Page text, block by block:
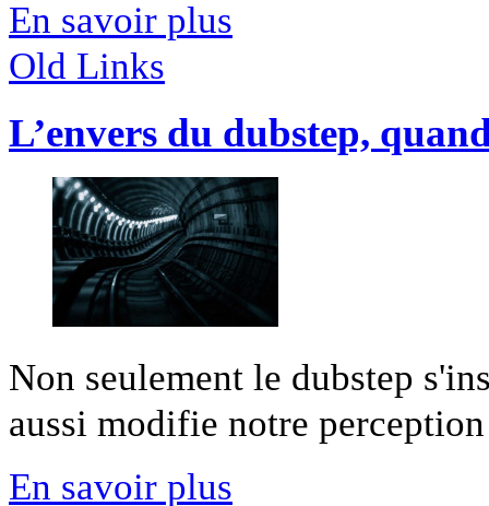
En savoir plus
Old Links
L’envers du dubstep,
Non seulement le dubstep
aussi modifie notre
En savoir plus